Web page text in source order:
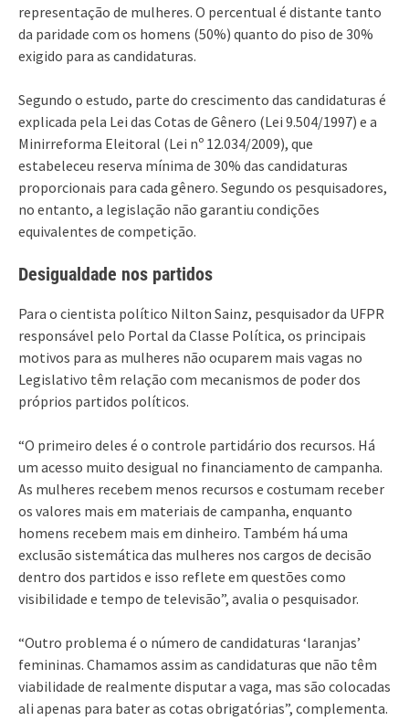
representação de mulheres. O percentual é distante tanto
da paridade com os homens (50%) quanto do piso de 30%
exigido para as candidaturas.
Segundo o estudo, parte do crescimento das candidaturas é
explicada pela Lei das Cotas de Gênero (Lei 9.504/1997) e a
Minirreforma Eleitoral (Lei nº 12.034/2009), que
estabeleceu reserva mínima de 30% das candidaturas
proporcionais para cada gênero. Segundo os pesquisadores,
no entanto, a legislação não garantiu condições
equivalentes de competição.
Desigualdade nos partidos
Para o cientista político Nilton Sainz, pesquisador da UFPR
responsável pelo Portal da Classe Política, os principais
motivos para as mulheres não ocuparem mais vagas no
Legislativo têm relação com mecanismos de poder dos
próprios partidos políticos.
“O primeiro deles é o controle partidário dos recursos. Há
um acesso muito desigual no financiamento de campanha.
As mulheres recebem menos recursos e costumam receber
os valores mais em materiais de campanha, enquanto
homens recebem mais em dinheiro. Também há uma
exclusão sistemática das mulheres nos cargos de decisão
dentro dos partidos e isso reflete em questões como
visibilidade e tempo de televisão”, avalia o pesquisador.
“Outro problema é o número de candidaturas ‘laranjas’
femininas. Chamamos assim as candidaturas que não têm
viabilidade de realmente disputar a vaga, mas são colocadas
ali apenas para bater as cotas obrigatórias”, complementa.